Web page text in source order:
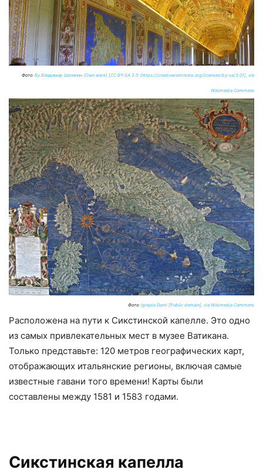
Фото: By Владимир Шеляпин (Own work) [CC BY-SA 3.0 (https://creativecommons.org/licenses/by-sa/3.0)], via
Wikimedia Commons
Фото: Ignazio Danti [Public domain], via Wikimedia Commons
Расположена на пути к Сикстинской капелле. Это одно
из самых привлекательных мест в музее Ватикана.
Только представьте: 120 метров географических карт,
отображающих итальянские регионы, включая самые
известные гавани того времени! Карты были
составлены между 1581 и 1583 годами.
Сикстинская капелла